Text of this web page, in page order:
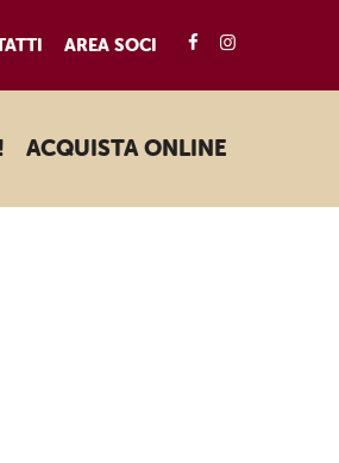
AREA SOCI FACEBOOK
ACQUISTA ONLINE